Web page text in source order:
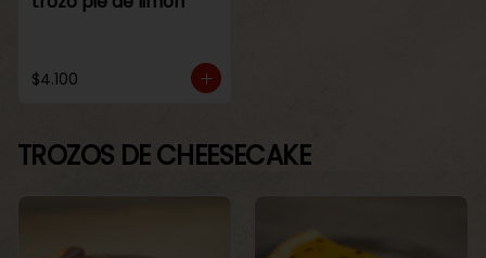
$4.100
TROZOS DE CHEESECAKE